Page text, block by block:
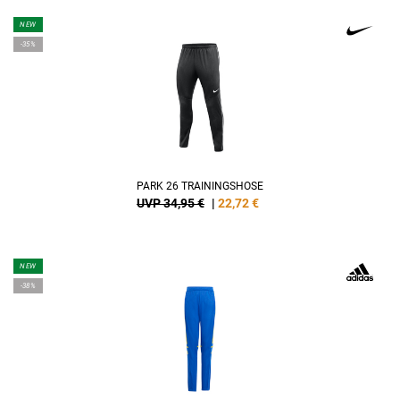
NEW
-35%
PARK 26 TRAININGSHOSE
UVP 34,95 € | 22,72€
NEW
-38%